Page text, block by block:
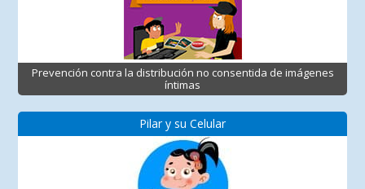
Prevención contra la distribución no consentida de imágenes
íntimas
Pilar y su Celular